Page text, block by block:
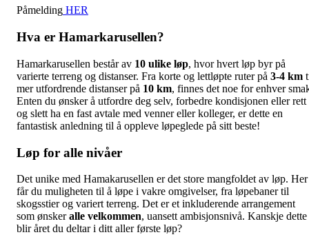
Påmelding HER
Hva er Hamarkarusellen?
Hamarkarusellen består av 10 ulike løp, hvor hvert løp byr på
varierte terreng og distanser. Fra korte og lettløpte ruter på 3-4 km
mer utfordrende distanser på 10 km, finnes det noe for enhver
Enten du ønsker å utfordre deg selv, forbedre kondisjonen eller rett
og slett ha en fast avtale med venner eller kolleger, er dette en
fantastisk anledning til å oppleve løpeglede på sitt beste!
Løp for alle nivåer
Det unike med Hamakarusellen er det store mangfoldet av løp. Her
får du muligheten til å løpe i vakre omgivelser, fra løpebaner til
skogsstier og variert terreng. Det er et inkluderende arrangement
som ønskeralle velkommen, uansett ambisjonsnivå. Kanskje dette
blir året du deltar i ditt aller første løp?